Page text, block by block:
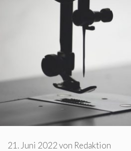
21. Juni 2022von Redaktion